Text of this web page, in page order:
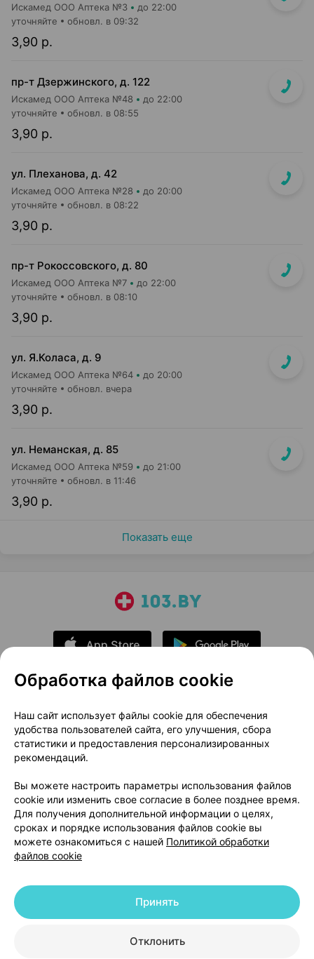
Искамед ООО Аптека №3 до 22:00
3,90 р.
уточняйте обновл. в 09:32
пр-т Дзержинского, д. 122
Искамед ООО Аптека №48 до 22:00
3,90 р.
уточняйте обновл. в 08:55
ул. Плеханова, д. 42
Искамед ООО Аптека №28 до 20:00
3,90 р.
уточняйте обновл. в 08:22
пр-т Рокоссовского, д. 80
Искамед ООО Аптека №7 до 22:00
3,90 р.
уточняйте обновл. в 08:10
ул. Я.Коласа, д. 9
Искамед ООО Аптека №64 до 20:00
3,90 р.
уточняйте обновл. вчера
ул. Неманская, д. 85
Искамед ООО Аптека №59 до 21:00
3,90 р.
уточняйте обновл. в 11:46
Показать еще
О проекте
Новости проекта
Размещение рекламы
Медицинский маркетинг
Публичный договор
Доставка
Способы оплаты
Вакансии
Партнеры
Написать руководителю 103.by
Написать в поддержку
Персональные настройки Cookie
© 2026 ООО «Артокс Лаб», УНП 191700409 | 220012, Республика Беларусь,
+375 291212755
Обработка файлов cookie
Наш сайт использует файлы cookie для обеспечения
удобства пользователей сайта, его улучшения, сбора
статистики и предоставления персонализированных
рекомендаций.
Вы можете настроить параметры использования файлов
cookie или изменить свое согласие в более позднее время.
Для получения дополнительной информации о целях,
сроках и порядке использования файлов cookie вы
можете ознакомиться с нашей Политикой обработки
файлов cookie
Отклонить
Принять